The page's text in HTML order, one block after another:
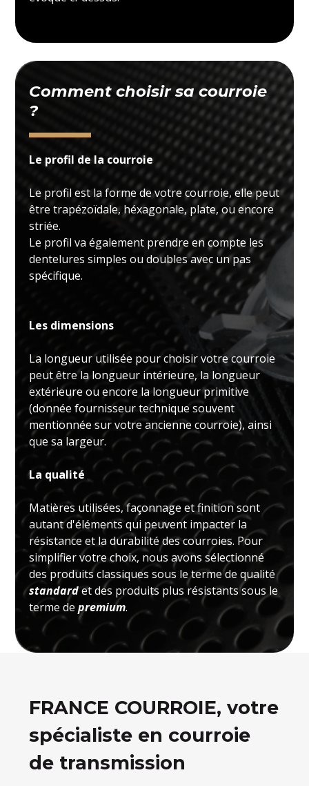
Comment choisir sa courroie
?
Le profil de la courroie
Le profil est la forme de votre courroie, elle peut
être trapézoïdale, héxagonale, plate, ou encore
striée.
Le profil va également prendre en compte les
dentelures simples ou doubles avec un pas
spécifique.
Les dimensions
La longueur utilisée pour choisir votre courroie
peut être la longueur intérieure, la longueur
extérieure ou encore la longueur primitive
(donnée fournisseur technique souvent
mentionnée sur votre ancienne courroie), ainsi
que sa largeur.
La qualité
Matières utilisées, façonnage et finition sont
autant d'éléments qui peuvent impacter la
résistance et la durabilité des courroies. Pour
simplifier votre choix, nous avons sélectionné
des produits classiques sous le terme de qualité
standardet des produits plus résistants sous le
terme depremium.
FRANCE COURROIE, votre
spécialiste en courroie
de transmission